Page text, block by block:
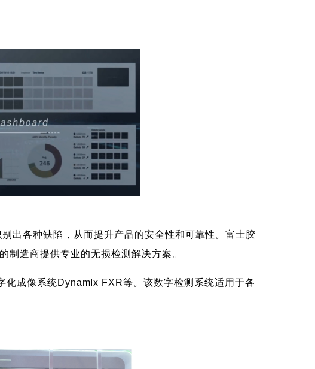
出各种缺陷，从而提升产品的安全性和可靠性。富士胶
制造商提供专业的无损检测解决方案。
成像系统DynamIx FXR等。该数字检测系统适用于各